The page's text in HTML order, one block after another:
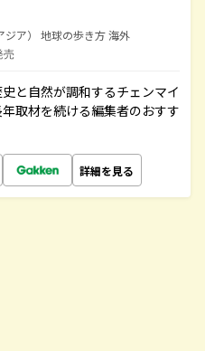
ジア） 地球の歩き方 海外
売
と自然が調和するチェンマイ
取材を続ける編集者のおすす
詳細を見る